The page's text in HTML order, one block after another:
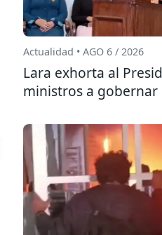
Actualidad • AGO 6 / 2026
Lara exhorta al
ministros a